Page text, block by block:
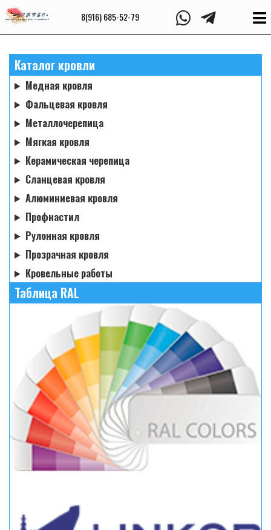
8(916) 685-52-79
Каталог кровли
Медная кровля
Фальцевая кровля
Металлочерепица
Мягкая кровля
Керамическая черепица
Сланцевая кровля
Алюминиевая кровля
Профнастил
Рулонная кровля
Прозрачная кровля
Кровельные работы
Таблица RAL